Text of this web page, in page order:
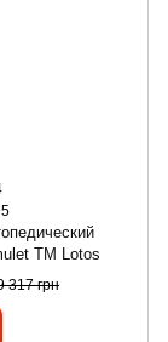
ТМ Lotos
317 грн